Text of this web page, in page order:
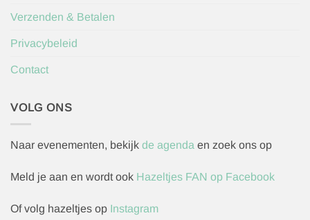
Verzenden & Betalen
Privacybeleid
Contact
VOLG ONS
Naar evenementen, bekijk de agenda en zoek ons op
Meld je aan en wordt ook Hazeltjes FAN op Facebook
Of volg hazeltjes op Instagram